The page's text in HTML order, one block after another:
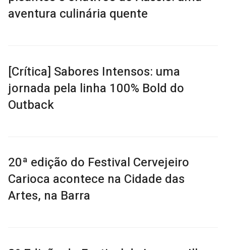
aventura culinária quente
[Crítica] Sabores Intensos: uma
jornada pela linha 100% Bold do
Outback
20ª edição do Festival Cervejeiro
Carioca acontece na Cidade das
Artes, na Barra